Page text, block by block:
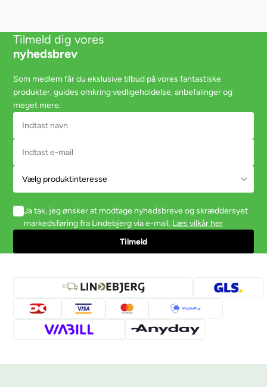
Tilmeld dig vores
nyhedsbrev
Som medlem får du ekslusive tilbud på vores fantastiske
produkter, guides omkring vedligeholdelse, anbefalinger og
meget mere.
Ja tak, jeg ønsker at modtage nyhedsbreve og skræddersyet
markedsføring fra Lindebjerg via e-mail. Læs vilkår her